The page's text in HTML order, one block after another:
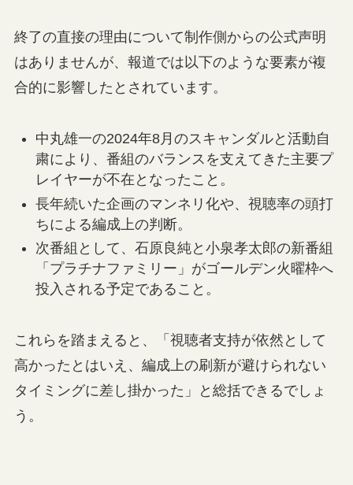
終了の直接の理由について制作側からの公式声明
はありませんが、報道では以下のような要素が複
合的に影響したとされています。
中丸雄一の2024年8月のスキャンダルと活動自
粛により、番組のバランスを支えてきた主要プ
レイヤーが不在となったこと。
長年続いた企画のマンネリ化や、視聴率の頭打
ちによる編成上の判断。
次番組として、石原良純と小泉孝太郎の新番組
「プラチナファミリー」がゴールデン火曜枠へ
投入される予定であること。
これらを踏まえると、「視聴者支持が依然として
高かったとはいえ、編成上の刷新が避けられない
タイミングに差し掛かった」と総括できるでしょ
う。